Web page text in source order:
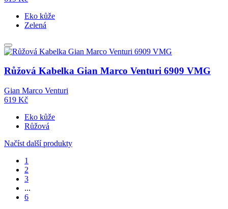
Eko kůže
Zelená
Růžová Kabelka Gian Marco Venturi 6909 VMG
Gian Marco Venturi
619 Kč
Eko kůže
Růžová
Načíst další produkty
1
2
3
...
6